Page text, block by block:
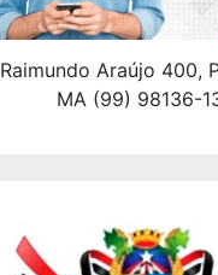
Raimundo Araújo 400,
MA (99) 98136-